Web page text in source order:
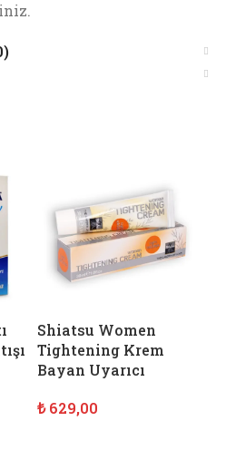
Shiatsu Women
Tightening Krem
Bayan Uyarıcı
₺629,00